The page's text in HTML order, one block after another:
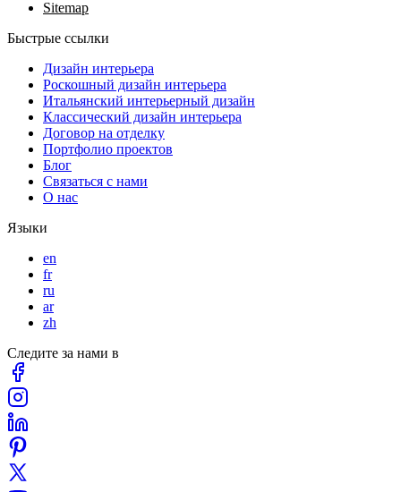
Sitemap
Быстрые ссылки
Дизайн интерьера
Роскошный дизайн интерьера
Итальянский интерьерный дизайн
Классический дизайн интерьера
Договор на отделку
Портфолио проектов
Блог
Связаться с нами
О нас
Языки
en
fr
ru
ar
zh
Следите за нами в